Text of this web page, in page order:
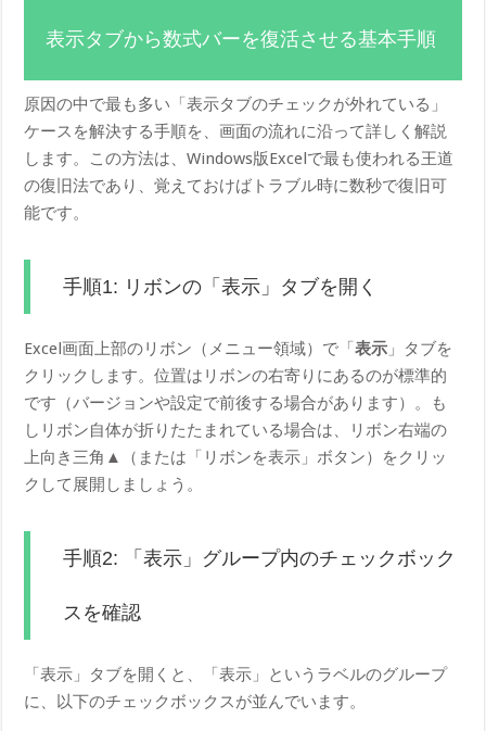
表示タブから数式バーを復活させる基本手順
原因の中で最も多い「表示タブのチェックが外れている」
ケースを解決する手順を、画面の流れに沿って詳しく解説
します。この方法は、Windows版Excelで最も使われる王道
の復旧法であり、覚えておけばトラブル時に数秒で復旧可
能です。
手順1: リボンの「表示」タブを開く
Excel画面上部のリボン（メニュー領域）で「表示 」タブを
クリックします。位置はリボンの右寄りにあるのが標準的
です（バージョンや設定で前後する場合があります）。も
しリボン自体が折りたたまれている場合は、リボン右端の
上向き三角▲（または「リボンを表示」ボタン）をクリッ
クして展開しましょう。
手順2: 「表示」グループ内のチェックボック
スを確認
「表示」タブを開くと、「表示」というラベルのグループ
に、以下のチェックボックスが並んでいます。